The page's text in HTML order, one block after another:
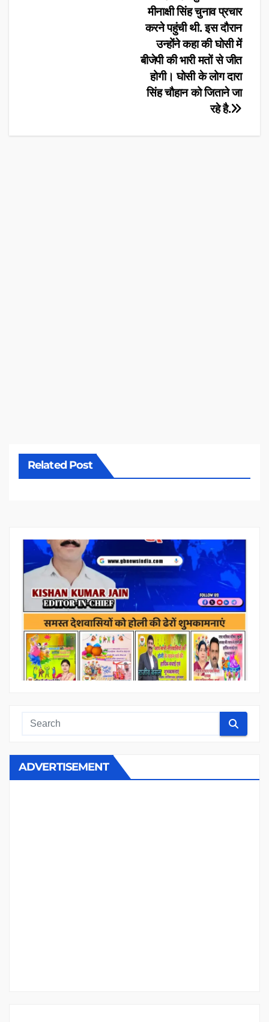
मीनाक्षी सिंह चुनाव प्रचार
करने पहुंची थी. इस दौरान
उन्होंने कहा की घोसी में
बीजेपी की भारी मतों से जीत
होगी। घोसी के लोग दारा
सिंह चौहान को जिताने जा
रहे है.
Related Post
ADVERTISEMENT